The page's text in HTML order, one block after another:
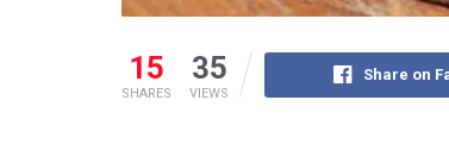
15
SHARES
35
VIEWS
Share on